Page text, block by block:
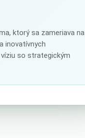
ktorý sa zameriava na
inovatívnych
so strategickým